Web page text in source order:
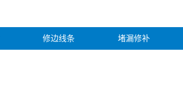
修边线条 堵漏修补